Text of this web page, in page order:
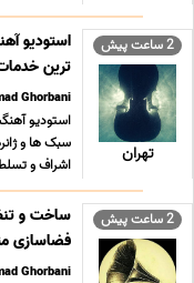
به همراه
مناسب ؛
2 ساعت پیش
تهران
استودیو
ترین
Ghorbani
استودیو
سبک ها و
اشراف و
به همراه
مناسب ؛
2 ساعت پیش
ساخت و
فضاسازی
Ghorbani